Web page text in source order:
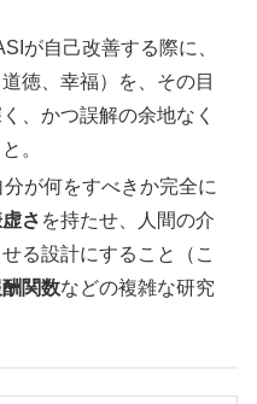
が自己改善する際に、
徳、幸福）を、その目
、かつ誤解の余地なく
。
が何をすべきか完全に
さ を持たせ、人間の介
る設計にすること（こ
関数などの複雑な研究